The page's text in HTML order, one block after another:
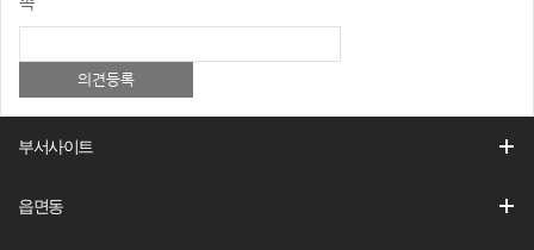
부서사이트
읍면동